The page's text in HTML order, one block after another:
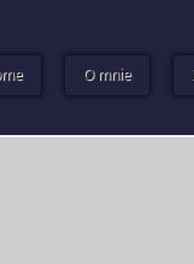
O mnie